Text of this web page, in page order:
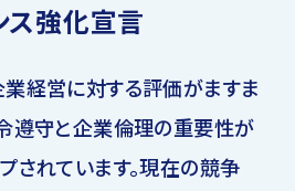
ス強化宣言
経営に対する評価がますま
遵守と企業倫理の重要性が
されています。現在の競争